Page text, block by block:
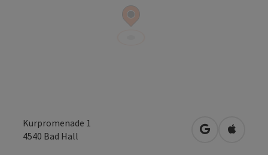
Kurpromenade 1
4540 Bad Hall in Google
in